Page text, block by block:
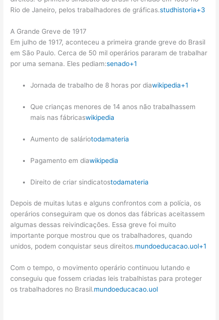
Rio de Janeiro, pelos trabalhadores de gráficas.studhistoria+3
A Grande Greve de 1917
Em julho de 1917, aconteceu a primeira grande greve do Brasil
em São Paulo. Cerca de 50 mil operários pararam de trabalhar
por uma semana. Eles pediam:senado+1
Jornada de trabalho de 8 horas por diawikipedia+1
Que crianças menores de 14 anos não trabalhassem
mais nas fábricaswikipedia
Aumento de saláriotodamateria
Pagamento em diawikipedia
Direito de criar sindicatostodamateria
Depois de muitas lutas e alguns confrontos com a polícia, os
operários conseguiram que os donos das fábricas aceitassem
algumas dessas reivindicações. Essa greve foi muito
importante porque mostrou que os trabalhadores, quando
unidos, podem conquistar seus direitos.mundoeducacao.uol+1
Com o tempo, o movimento operário continuou lutando e
conseguiu que fossem criadas leis trabalhistas para proteger
os trabalhadores no Brasil.mundoeducacao.uol